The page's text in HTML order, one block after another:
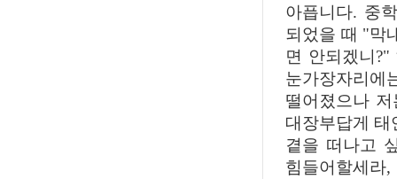
아픕니다. 중
되었을 때 "막
면 안되겠니
눈가장자리에
떨어졌으나
대장부답게 태
곁을 떠나고
힘들어할세라